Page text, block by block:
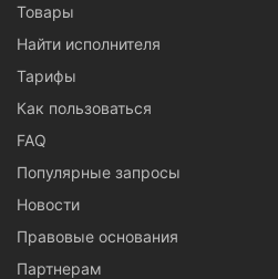
Товары
Найти исполнителя
Тарифы
Как пользоваться
FAQ
Популярные запросы
Новости
Правовые основания
Партнерам